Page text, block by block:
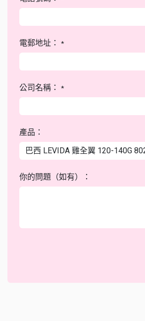
電郵地址： *
公司名稱： *
產品：
你的問題（如有）：